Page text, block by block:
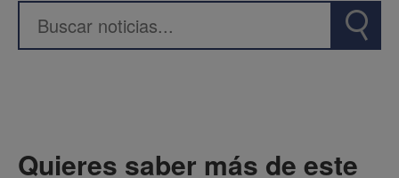
Quieres saber más de este